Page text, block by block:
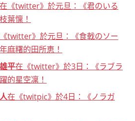
在《twitter》於元旦：《君のいる
葉懍！
twitter》於元旦：《食戟のソー
麻糬的田所恵！
平在《twitter》於3日：《ラブラ
的星空凜！
在《twitpic》於4日：《ノラガ